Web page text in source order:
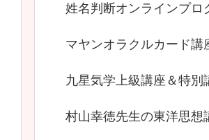
姓名判断オンラインプロ
マヤンオラクルカード講
九星気学上級講座＆特別
村山幸徳先生の東洋思想